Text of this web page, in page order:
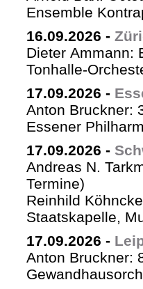
Ensemble
16.09.2026 -
Dieter Ammann:
Tonhalle-
17.09.2026 -
Anton Bruckner:
Essener
17.09.2026 -
Andreas N.
Termine)
Reinhild
Staatskapelle,
17.09.2026 -
Anton Bruckner: